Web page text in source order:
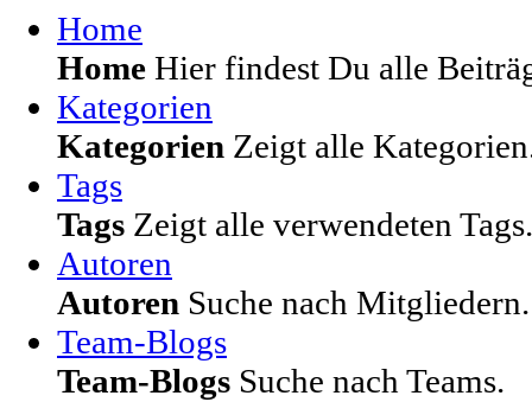
Home
Home Hier findest Du alle
Kategorien
Kategorien Zeigt alle
Tags
Tags Zeigt alle verwendeten Tags.
Autoren
Autoren Suche nach Mitgliedern.
Team-Blogs
Team-Blogs Suche nach Teams.